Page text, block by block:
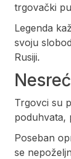
trgovački
Legenda
svoju
Rusiji.
Trgovci su
poduhvata,
Poseban
se